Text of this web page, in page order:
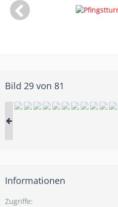
Bild 29 von 81
Informationen
Zugriffe